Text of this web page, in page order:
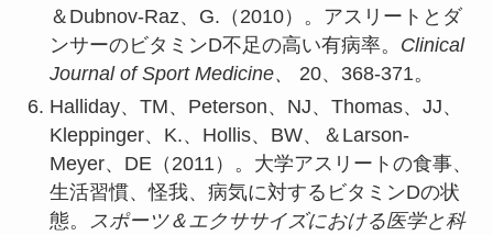
＆Dubnov-Raz、G.（2010）。アスリートとダ
ンサーのビタミンD不足の高い有病率。 Clinical
Journal of Sport Medicine、
20、368-371。
Halliday、TM、Peterson、NJ、Thomas、JJ、
Kleppinger、K.、Hollis、BW、＆Larson-
Meyer、DE（2011）。大学アスリートの食事、
生活習慣、怪我、病気に対するビタミンDの状
態。 スポーツ＆エクササイズにおける医学と科